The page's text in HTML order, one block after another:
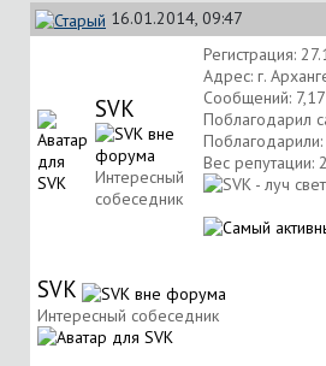
16.01.2014, 09:47
SVK
Интересный
собеседник
Регистрация:
Адрес: г.
Сообщений:
Поблагодарил
Вес репутации:
SVK
Интересный собеседник